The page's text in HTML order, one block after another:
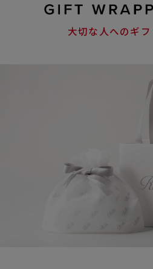
大切な人へのギフ